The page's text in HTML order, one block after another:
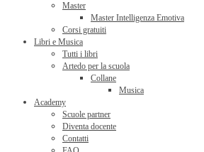
Master
Master Intelligenza Emotiva
Corsi gratuiti
Libri e Musica
Tutti i libri
Artedo per la scuola
Collane
Musica
Academy
Scuole partner
Diventa docente
Contatti